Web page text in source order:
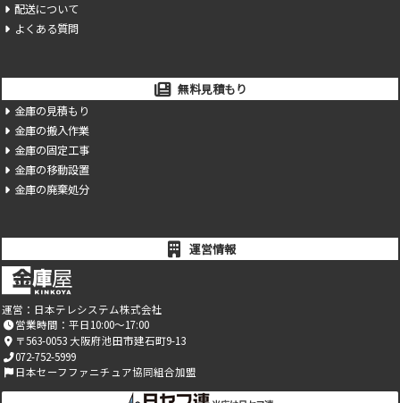
運営情報
運営： 日本テレシステム株式会社
営業時間：平日10:00～17:00
〒563-0053 大阪府池田市建石町9-13
072-752-5999
日本セーフファニチュア協同組合加盟
配送について
よくある質問
無料見積もり
金庫の見積もり
金庫の搬入作業
金庫の固定工事
金庫の移動設置
金庫の廃棄処分